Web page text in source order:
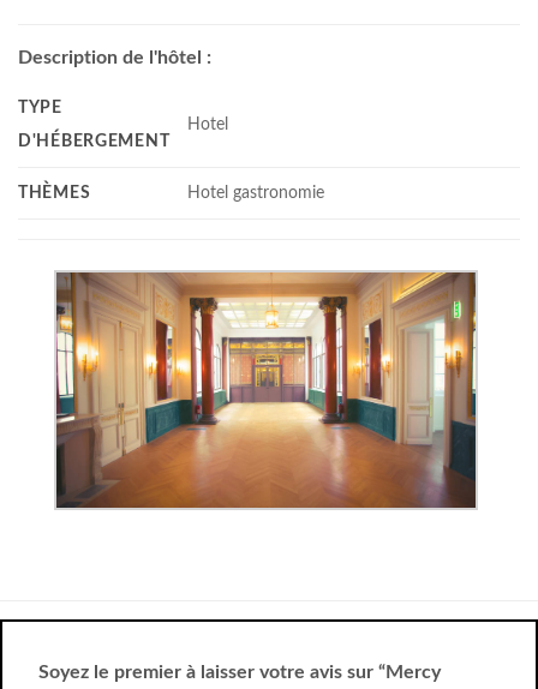
Description de l'hôtel :
TYPE
D'HÉBERGEMENT
Hotel
THÈMES Hotel gastronomie
Soyez le premier à laisser votre avis sur “Mercy